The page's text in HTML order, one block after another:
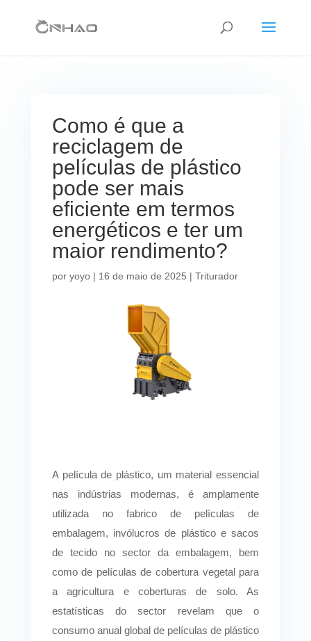
Como é que a
reciclagem de
películas de plástico
pode ser mais
eficiente em termos
energéticos e ter um
maior rendimento?
por yoyo| 16 de maio de 2025 | Triturador
A película de plástico, um material essencial
nas indústrias modernas, é amplamente
utilizada no fabrico de películas de
embalagem, invólucros de plástico e sacos
de tecido no sector da embalagem, bem
como de películas de cobertura vegetal para
a agricultura e coberturas de solo. As
estatísticas do sector revelam que o
consumo anual global de películas de plástico